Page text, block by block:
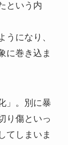
という内
うになり、
に巻き込ま
」。別に暴
り傷といっ
てしまいま